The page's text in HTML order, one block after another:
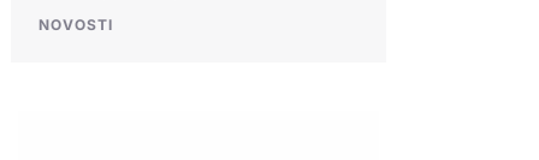
NOVOSTI